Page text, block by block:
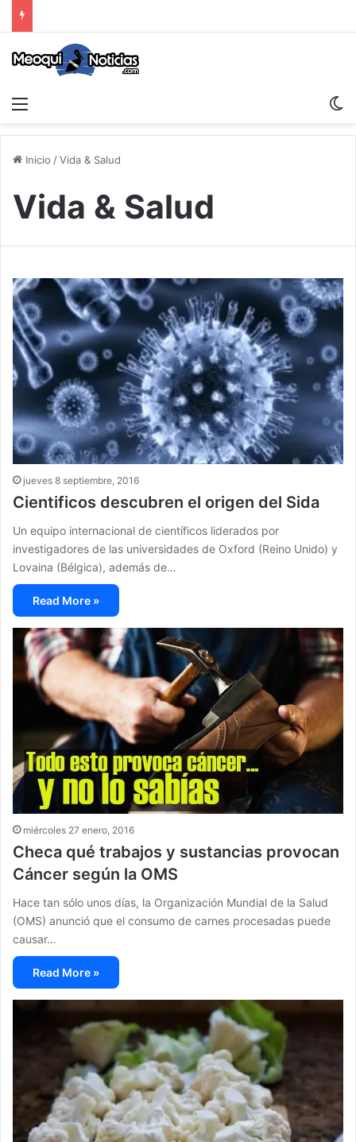
Inicio /Vida & Salud
Vida & Salud
jueves 8 septiembre, 2016
Cientificos descubren el origen del Sida
Un equipo internacional de científicos liderados por
investigadores de las universidades de Oxford (Reino Unido) y
Lovaina (Bélgica), además de…
Read More »
miércoles 27 enero, 2016
Checa qué trabajos y sustancias provocan
Cáncer según la OMS
Hace tan sólo unos días, la Organización Mundial de la Salud
(OMS) anunció que el consumo de carnes procesadas puede
causar…
Read More »